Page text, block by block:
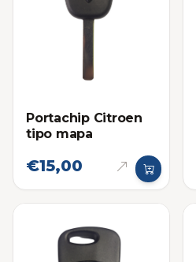
Portachip Citroen
tipo mapa
€15,00